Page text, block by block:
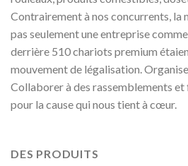
Contrairement à nos concurrents, la
pas seulement une entreprise
derrière 510 chariots premium
mouvement de légalisation.
Collaborer à des rassemblements
pour la cause qui nous tient à cœur.
DES PRODUITS